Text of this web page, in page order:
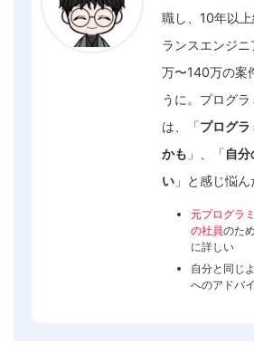
職し、10年以
ランスエンジ
万〜140万の案
うに。プログ
は、「プログ
かも 」、「自
い 」と感じ悩ん
元プログラ
の社員のた
に詳しい
自分と同じ
へのアドバ